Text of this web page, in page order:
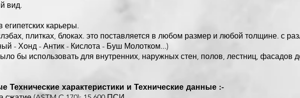
вид.
египетских карьеры.
плитках, блоках. это поставляется в любом размер и любой толщине. с
- Хонд - Антик - Кислота - Буш Молотком...)
бы использовать для внутренних, наружных стен, полов, лестниц, фасадов
Технические характеристики и Технические данные :-